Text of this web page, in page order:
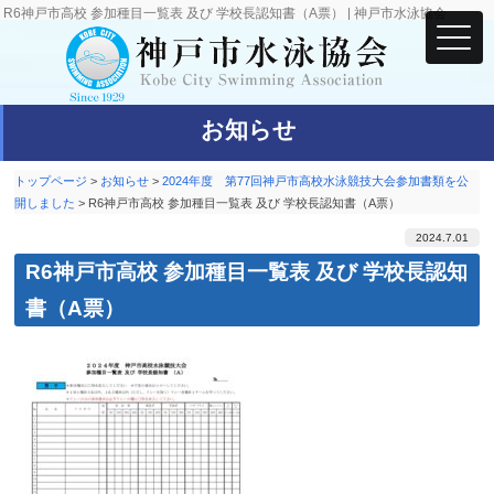
R6神戸市高校 参加種目一覧表 及び 学校長認知書（A票） | 神戸市水泳協会
お知らせ
トップページ > お知らせ >2024年度 第77回神戸市高校水泳競技大会参加書類を公
開しました > R6神戸市高校 参加種目一覧表 及び 学校長認知書（A票）
2024.7.01
R6神戸市高校 参加種目一覧表 及び 学校長認知
書（A票）